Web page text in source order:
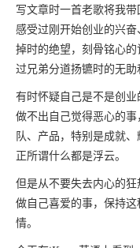
写文章时一首老歌将我带
感受过刚开始创业的兴
掉时的绝望，刻骨铭心
过兄弟分道扬镳时的无助
有时怀疑自己是不是创业
做不出自己觉得恶心的
队、产品，特别是成就、
正所谓什么都是浮云。
但是从不要失去内心的狂
做自己喜爱的事，保持
情。